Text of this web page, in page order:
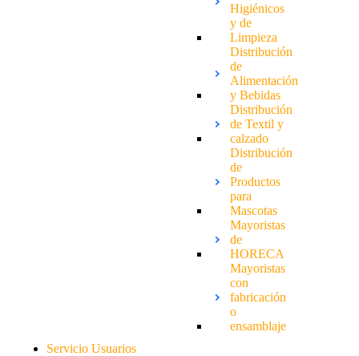
Higiénicos
y de
Limpieza
Distribución
de
Alimentación
y Bebidas
Distribución
de Textil y
calzado
Distribución
de
Productos
para
Mascotas
Mayoristas
de
HORECA
Mayoristas
con
fabricación
o
ensamblaje
Servicio Usuarios